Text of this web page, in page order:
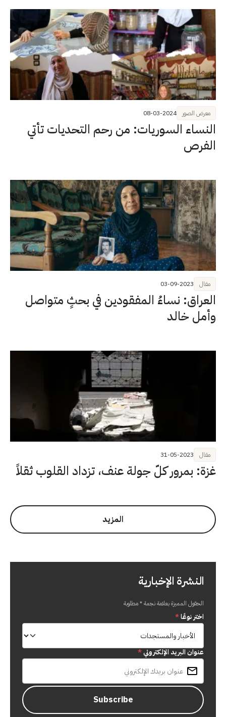
النساء السوريات: من رحم التحديات تأتي
الفرص
معرض الصور 08-03-2024
العراق: نساءُ المفقودين في بحثٍ متواصل
وأملٍ خالد
مقال 03-09-2023
غزة: بمرور كلّ جولة عنف، تزداد القلوب ثقلاً
مقال 31-05-2023
المزيد
النشرة الإخبارية
الحقول المميزة بعلامة نجمة * مطلوبة
اختر نوعًا*
عنوان البريد الإلكتروني*